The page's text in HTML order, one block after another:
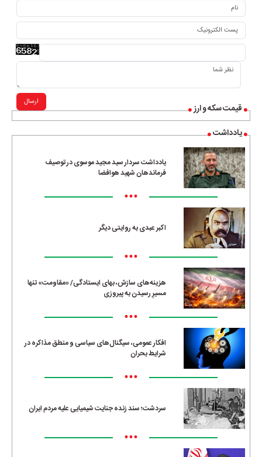
قیمت سکه و ارز
یادداشت
یادداشت سردار سید مجید موسوی در توصیف
فرماندهان شهید هوافضا
•••
اکبر عبدی به روایتی دیگر
•••
هزینه‌های سازش، بهای ایستادگی/ «مقاومت» تنها
مسیرِ رسیدن به پیروزی
•••
افکار عمومی، سیگنال‌های سیاسی و منطق مذاکره در
شرایط بحران
•••
سردشت؛ سند زنده جنایت شیمیایی علیه مردم ایران
•••
ارسال